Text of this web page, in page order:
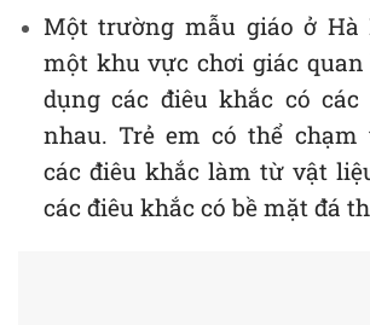
Một trường mẫu giáo ở Hà
một khu vực chơi giác quan
dụng các điêu khắc có
nhau. Trẻ em có thể chạm
các điêu khắc làm từ vật
các điêu khắc có bề mặt đá